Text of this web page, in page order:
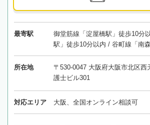
最寄駅
御堂筋線「淀屋橋駅」徒歩10分
駅」徒歩10分以内 / 谷町線「南
所在地
〒530-0047 大阪府大阪市北区西
護士ビル301
対応エリア 大阪、全国オンライン相談可